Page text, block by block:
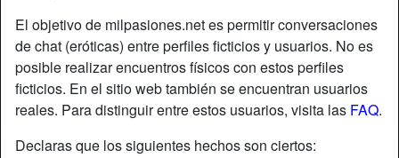
El objetivo de milpasiones.net es permitir conversaciones
de chat (eróticas) entre perfiles ficticios y usuarios. No es
posible realizar encuentros físicos con estos perfiles
ficticios. En el sitio web también se encuentran usuarios
reales. Para distinguir entre estos usuarios, visita las FAQ.
Declaras que los siguientes hechos son ciertos:
starAgregar chatChatea ahora